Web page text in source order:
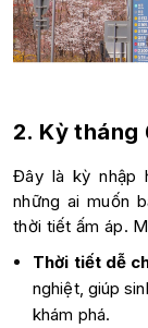
2. Kỳ tháng
Đây là kỳ nhập
những ai muốn
thời tiết ấm áp.
Thời tiết dễ
nghiệt, giúp
khám phá.